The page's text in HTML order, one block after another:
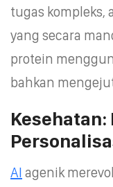
tugas kompleks,
yang secara
protein
bahkan
AI agenik